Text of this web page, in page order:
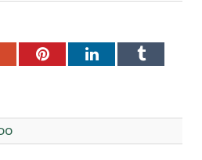
Google+PinterestLinkedInTumblr